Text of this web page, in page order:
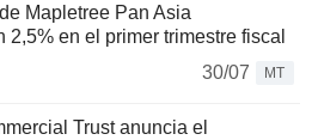
Mapletree Pan Asia
en el primer trimestre fiscal
30/07
MT
Trust anuncia el